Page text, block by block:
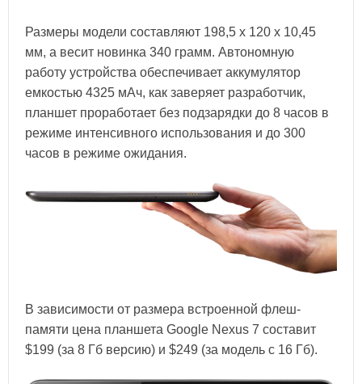
Размеры модели составляют 198,5 x 120 x 10,45
мм, а весит новинка 340 грамм. Автономную
работу устройства обеспечивает аккумулятор
емкостью 4325 мАч, как заверяет разработчик,
планшет проработает без подзарядки до 8 часов в
режиме интенсивного использования и до 300
часов в режиме ожидания.
В зависимости от размера встроенной флеш-
памяти цена планшета Google Nexus 7 составит
$199 (за 8 Гб версию) и $249 (за модель с 16 Гб).